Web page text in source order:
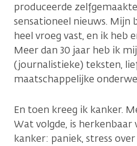
produceerde
sensationeel nieuws. Mijn
heel vroeg vast, en ik heb
Meer dan 30 jaar heb ik
(journalistieke) teksten,
maatschappelijke
En toen kreeg ik kanker.
Wat volgde, is
kanker: paniek, stress